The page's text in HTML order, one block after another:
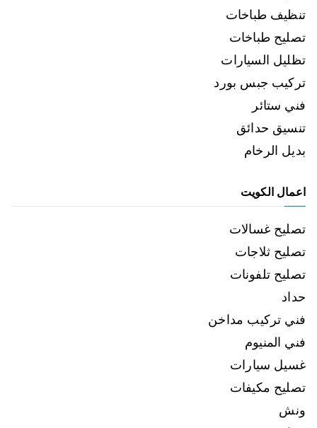
تنظيف طباخات
تصليح طباخات
تظليل السيارات
تركيب جبس بورد
فني ستائر
تنسيق حدائق
بديل الرخام
اعمال الكويت
تصليح غسالات
تصليح ثلاجات
تصليح تلفونات
حداد
فني تركيب مداخن
فني المنيوم
غسيل سيارات
تصليح مكيفات
ونش